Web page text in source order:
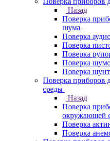
Назад
Поверка
шума
Поверка
Поверка
Поверка
Поверка
Поверка
Поверка приборов
среды
Назад
Поверка
окружающей
Поверка
Поверка